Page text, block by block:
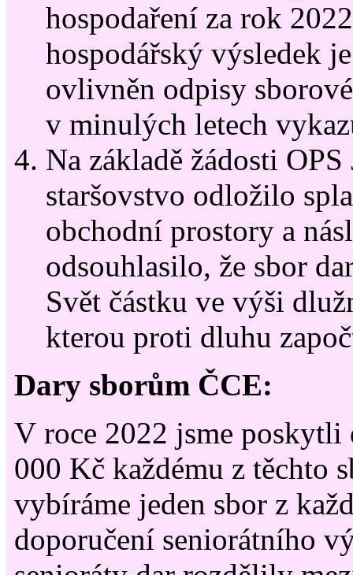
hospodaření za rok
hospodářský výsledek
ovlivněn odpisy
v minulých letech
Na základě žádosti OPS
staršovstvo odložilo
obchodní prostory a
odsouhlasilo, že sbor
Svět částku ve výši
kterou proti dluhu
Dary sborům ČCE:
V roce 2022 jsme poskytli
000 Kč každému z těchto
vybíráme jeden sbor z
doporučení seniorátního